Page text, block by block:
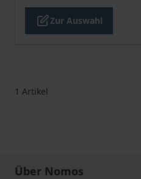
Zur Auswahl
1 Artikel
Über Nomos